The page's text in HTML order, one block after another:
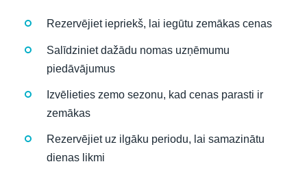
Rezervējiet iepriekš, lai iegūtu zemākas cenas
Salīdziniet dažādu nomas uzņēmumu
piedāvājumus
Izvēlieties zemo sezonu, kad cenas parasti ir
zemākas
Rezervējiet uz ilgāku periodu, lai samazinātu
dienas likmi